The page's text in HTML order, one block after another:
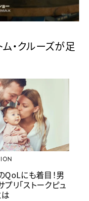
ム・クルーズが足
QoLにも着目！男
リ「ストークピュ
は